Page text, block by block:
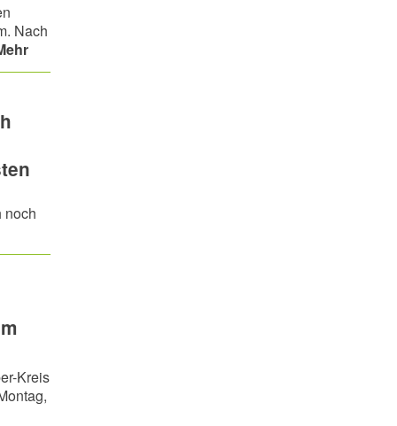
Nach
noch
Kreis